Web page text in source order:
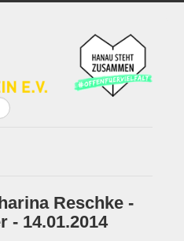
Reschke -
- 14.01.2014